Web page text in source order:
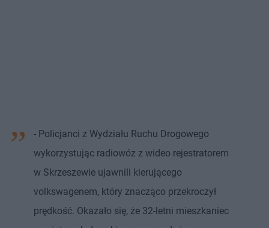
- Policjanci z Wydziału Ruchu Drogowego
wykorzystując radiowóz z wideo rejestratorem
w Skrzeszewie ujawnili kierującego
volkswagenem, który znacząco przekroczył
prędkość. Okazało się, że 32-letni mieszkaniec